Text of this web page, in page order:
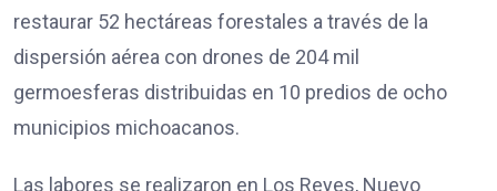
restaurar 52 hectáreas forestales a través de la
dispersión aérea con drones de 204 mil
germoesferas distribuidas en 10 predios de ocho
municipios michoacanos.
Las labores se realizaron en Los Reyes, Nuevo